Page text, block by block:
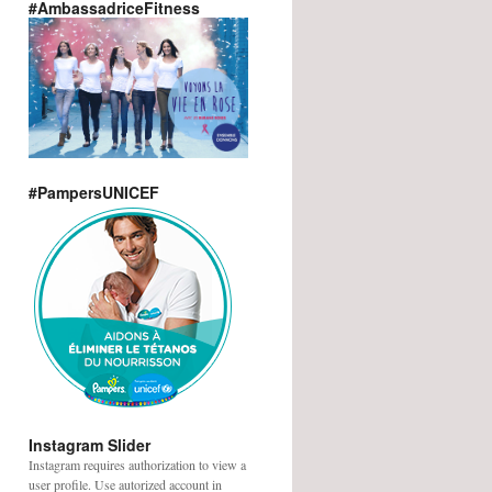
#AmbassadriceFitness
#PampersUNICEF
Instagram Slider
Instagram requires authorization to view a
user profile. Use autorized account in